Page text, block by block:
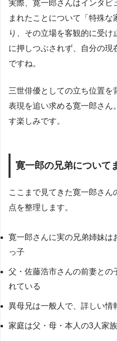
実際、寛一郎さんはインタビ
まれたことについて「特殊
り、その立場を客観的に受
に押しつぶされず、自分の現
ですね。
三世俳優としての立ち位置を
表現を追い求める寛一郎さん
す楽しみです。
寛一郎の兄弟について
ここまで見てきた寛一郎さ
点を整理します。
寛一郎さんに実の兄弟姉妹は
っ子
父・佐藤浩市さんの前妻との
れている
異母兄は一般人で、詳しい情
家庭は父・母・本人の3人家